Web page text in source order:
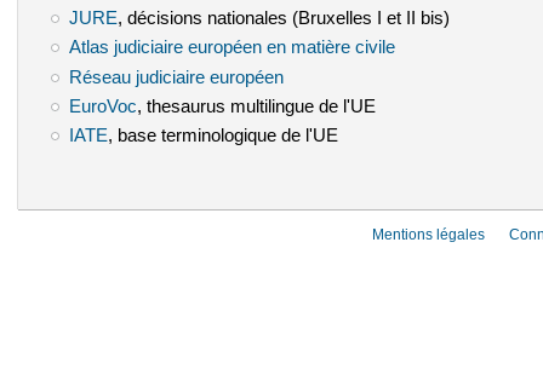
JURE (le lien est externe)
, décisions nationales (Bruxelles I et II bis)
Atlas judiciaire européen en matière civile(le lien est externe)
Réseau judiciaire européen(le lien est externe)
EuroVoc (le lien est externe)
, thesaurus multilingue de l'UE
IATE(le lien est externe)
, base terminologique de l'UE
Mentions légales